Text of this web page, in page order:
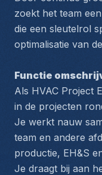
zoekt het team
die een sleutelrol
optimalisatie van
Functie
Als HVAC Project
in de projecten
Je werkt nauw
team en andere
productie, EH&S
Je draagt bij aan